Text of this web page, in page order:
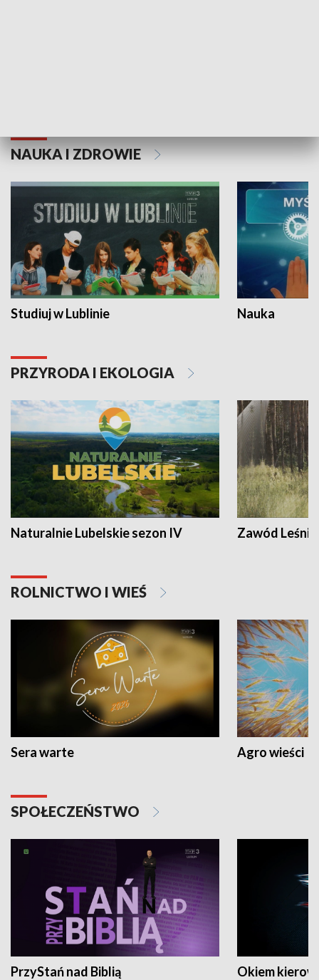
NAUKA I ZDROWIE
Studiuj w Lublinie Nauka
PRZYRODA I EKOLOGIA
Naturalnie Lubelskie sezon IV Zawód Leśnik
ROLNICTWO I WIEŚ
Sera warte Agro wieści
SPOŁECZEŃSTWO
PrzyStań nad Biblią Okiem